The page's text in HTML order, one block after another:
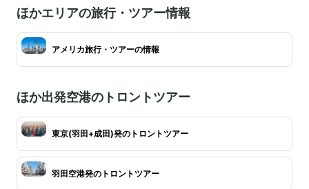
ほかエリアの旅行・ツアー情報
アメリカ旅行・ツアーの情報
ほか出発空港のトロントツアー
東京(羽田+成田)発のトロントツアー
羽田空港発のトロントツアー